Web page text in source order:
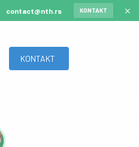
contact@nth.rs KONTAKT
KONTAKT